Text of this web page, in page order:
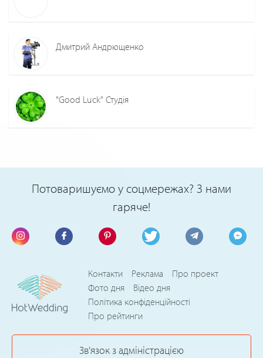
Дмитрий Андрющенко
"Good Luck" Студія
Потоваришуємо у соцмережах? З нами
гаряче!
Контакти Реклама
Про проект
Фото дня
Відео дня
Політика конфіденційності
Про рейтинги
Зв'язок з адміністрацією